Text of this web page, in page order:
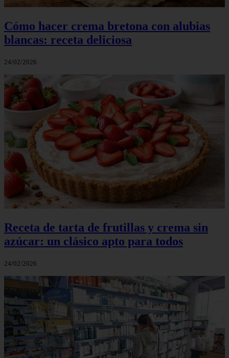
Cómo hacer crema bretona con alubias
blancas: receta deliciosa
24/02/2026
Receta de tarta de frutillas y crema sin
azúcar: un clásico apto para todos
24/02/2026